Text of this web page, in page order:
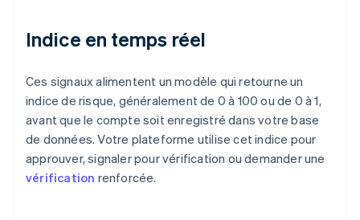
Indice en temps réel
Ces signaux alimentent un modèle qui retourne un
indice de risque, généralement de 0 à 100 ou de 0 à 1,
avant que le compte soit enregistré dans votre base
de données. Votre plateforme utilise cet indice pour
approuver, signaler pour vérification ou demander une
vérification renforcée.